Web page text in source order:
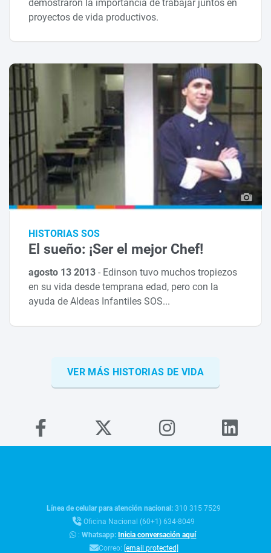
demostraron la importancia de trabajar juntos en
proyectos de vida productivos.
HISTORIAS SOS
El sueño: ¡Ser el mejor Chef!
agosto 13 2013- Edinson tuvo muchos tropiezos
en su vida desde temprana edad, pero con la
ayuda de Aldeas Infantiles SOS...
VER MÁS HISTORIAS DE VIDA
Línea de celular para atención nacional:310 315 7529
Oficina Nacional (60+1) 634-8049
:Whatsapp:Inicia conversación aquí
Correo: [email protected]